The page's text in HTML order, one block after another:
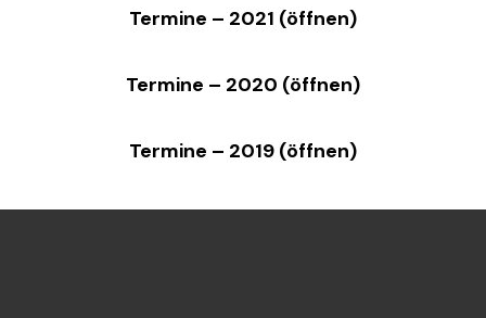
Termine – 2021 (öffnen)
Termine – 2020 (öffnen)
Termine – 2019 (öffnen)